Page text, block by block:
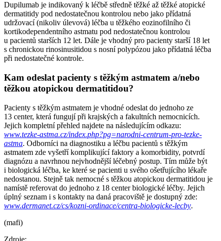
Dupilumab je indikovaný k léčbě středně těžké až těžké atopické
dermatitidy pod nedostatečnou kontrolou nebo jako přídatná
udržovací (nikoliv úlevová) léčba u těžkého eozinofilního či
kortikodependentního astmatu pod nedostatečnou kontrolou
u pacientů starších 12 let. Dále je vhodný pro pacienty starší 18 let
s chronickou rinosinusitidou s nosní polypózou jako přídatná léčba
při nedostatečné kontrole.
Kam odeslat pacienty s těžkým astmatem a/nebo
těžkou atopickou dermatitidou?
Pacienty s těžkým astmatem je vhodné odeslat do jednoho ze
13 center, která fungují při krajských a fakultních nemocnicích.
Jejich kompletní přehled najdete na následujícím odkazu:
www.tezke-astma.cz/index.php?pg=narodni-centrum-pro-tezke-
astma. Odborníci na diagnostiku a léčbu pacientů s těžkým
astmatem zde vyšetří komplikující faktory a komorbidity, potvrdí
diagnózu a navrhnou nejvhodnější léčebný postup. Tím může být
i biologická léčba, ke které se pacienti u svého ošetřujícího lékaře
nedostanou. Stejně tak nemocné s těžkou atopickou dermatitidou je
namístě referovat do jednoho z 18 center biologické léčby. Jejich
úplný seznam i s kontakty na daná pracoviště je dostupný zde:
www.dermanet.cz/cs/kozni-ordinace/centra-biologicke-lecby.
(mafi)
Zdroje: